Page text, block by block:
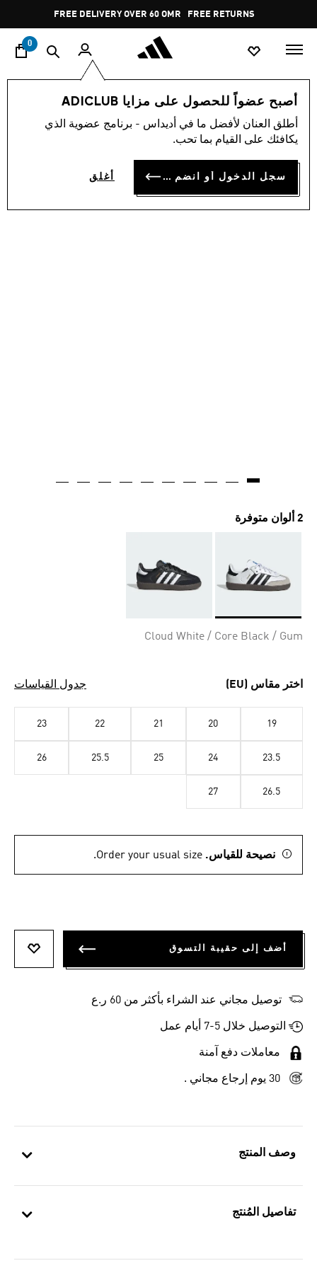
Pause
promotion
rotation
FREE DELIVERY OVER 60 OMR FREE RETURNS
0
أصبح عضواً للحصول على مزايا ADICLUB
أطلق العنان لأفضل ما في أديداس - برنامج عضوية الذي
يكافئك على القيام بما تحب.
سجل الدخول أو انضم الآن أغلق
وصف المنتج
تفاصيل المُنتج
الأطفال أحذية
حذاء للأطفال SAMBA OG
OMR 25.25
2 ألوان متوفرة
Cloud White / Core Black / Gum
اختر مقاس (EU) جدول القياسات
19
20
21
22
23
23.5
24
25
25.5
26
26.5
27
نصيحة للقياس. Order your usual size.
أضف إلى حقيبة التسوق
توصيل مجاني عند الشراء بأكثر من 60 ر.ع
التوصيل خلال 5-7 أيام عمل
معاملات دفع آمنة